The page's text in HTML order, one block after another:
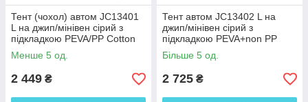
Тент (чохол) автом JC13401
L на джип/мінівен сірий з
підкладкою PEVA/PP Cotton
457х185х145 к.з.
Менше 5 од.
2 449 ₴
Тент автом JC13402 L на
джип/мінівен сірий з
підкладкою PEVA+non PP
Cotton 457х185х145 к.з.
Більше 5 од.
2 725 ₴